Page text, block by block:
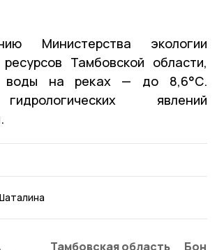
Министерства экологии
Тамбовской области,
воды на реках — до 8,6°С.
явлений
Тамбовская область